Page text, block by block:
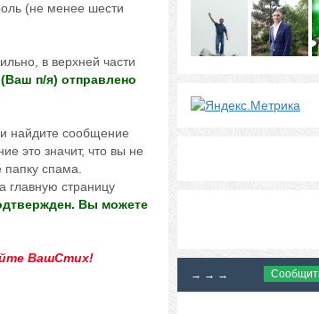
(не менее шести
в верхней части
п/я) отправлено
найдите сообщение
это значит, что вы не
спама.
главную страницу
Вы можете
ВашСтих!
→ → →